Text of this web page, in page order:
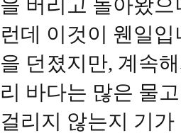
을 버리고 돌아왔
런데 이것이 웬일
을 던졌지만, 계속
리 바다는 많은 물
걸리지 않는지 기